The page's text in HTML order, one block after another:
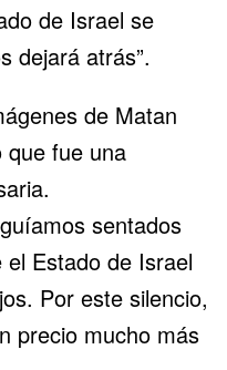
de Israel se
dejará atrás”.
de Matan
que fue una
sentados
Estado de Israel
Por este silencio,
precio mucho más